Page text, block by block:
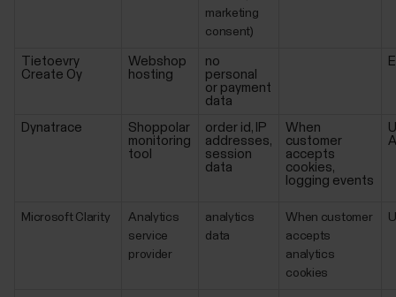
marketing
consent)
Tietoevry
Create Oy
Webshop
hosting
no
personal
or payment
data
Dynatrace
Shoppolar
monitoring
tool
order id, IP
addresses,
session
data
When
customer
accepts
cookies,
logging events
Microsoft Clarity
Analytics
service
provider
analytics
data
When customer
accepts
analytics
cookies